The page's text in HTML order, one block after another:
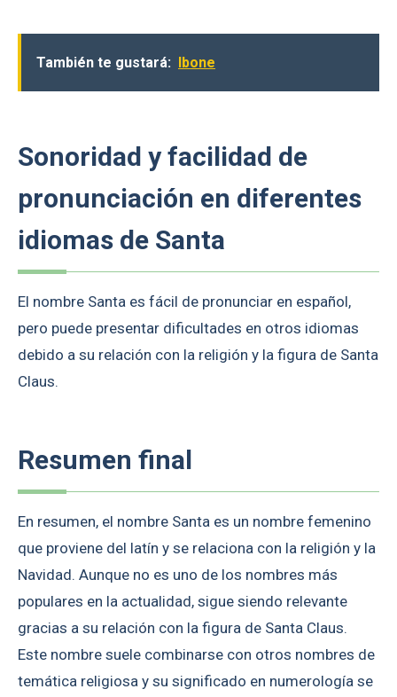
También te gustará: Ibone
Sonoridad y facilidad de
pronunciación en diferentes
idiomas de Santa
El nombre Santa es fácil de pronunciar en español,
pero puede presentar dificultades en otros idiomas
debido a su relación con la religión y la figura de Santa
Claus.
Resumen final
En resumen, el nombre Santa es un nombre femenino
que proviene del latín y se relaciona con la religión y la
Navidad. Aunque no es uno de los nombres más
populares en la actualidad, sigue siendo relevante
gracias a su relación con la figura de Santa Claus.
Este nombre suele combinarse con otros nombres de
temática religiosa y su significado en numerología se